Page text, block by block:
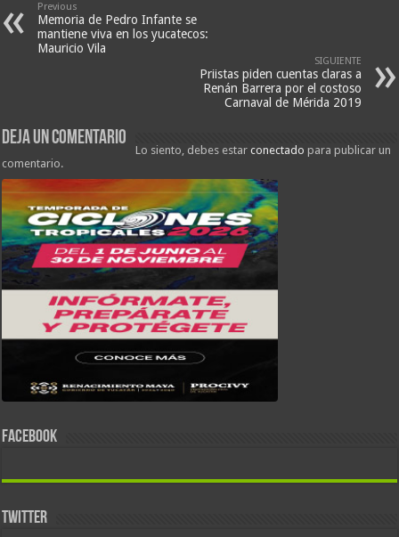
Previous
Memoria de Pedro Infante se
mantiene viva en los yucatecos:
Mauricio Vila
SIGUIENTE
Priistas piden cuentas claras a
Renán Barrera por el costoso
Carnaval de Mérida 2019
Deja un comentario
Lo siento, debes estarconectado para publicar un
comentario.
FACEBOOK
TWITTER